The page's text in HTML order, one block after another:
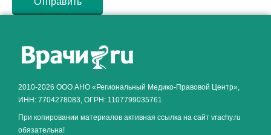
2010-2026 ООО АНО «Региональный Медико-Правовой Центр»,
ИНН: 7704278083, ОГРН: 1107799035761
При копировании материалов активная ссылка на сайт vrachy.ru
обязательна!